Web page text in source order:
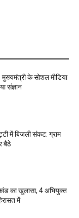
के सोशल मीडिया
संज्ञान
में बिजली संकट: ग्राम
बैठे
का खुलासा, 4 अभियुक्त
में